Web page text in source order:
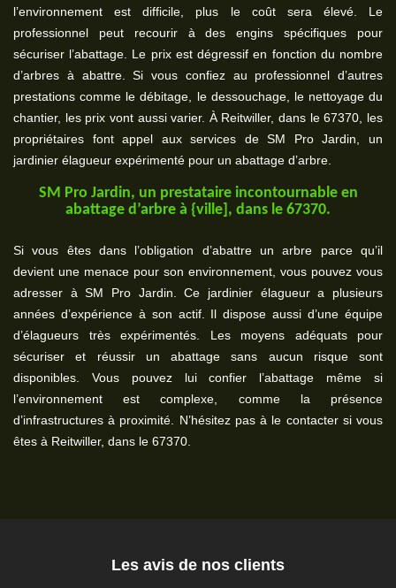
l’environnement est difficile, plus le coût sera élevé. Le
professionnel peut recourir à des engins spécifiques pour
sécuriser l’abattage. Le prix est dégressif en fonction du nombre
d’arbres à abattre. Si vous confiez au professionnel d’autres
prestations comme le débitage, le dessouchage, le nettoyage du
chantier, les prix vont aussi varier. À Reitwiller, dans le 67370, les
propriétaires font appel aux services de SM Pro Jardin, un
jardinier élagueur expérimenté pour un abattage d’arbre.
SM Pro Jardin, un prestataire incontournable en
abattage d’arbre à {ville], dans le 67370.
Si vous êtes dans l’obligation d’abattre un arbre parce qu’il
devient une menace pour son environnement, vous pouvez vous
adresser à SM Pro Jardin. Ce jardinier élagueur a plusieurs
années d’expérience à son actif. Il dispose aussi d’une équipe
d’élagueurs très expérimentés. Les moyens adéquats pour
sécuriser et réussir un abattage sans aucun risque sont
disponibles. Vous pouvez lui confier l’abattage même si
l’environnement est complexe, comme la présence
d’infrastructures à proximité. N’hésitez pas à le contacter si vous
êtes à Reitwiller, dans le 67370.
Les avis de nos clients